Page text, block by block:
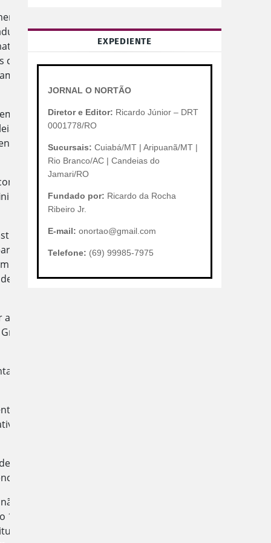
que o dispositivo é
usurpa a competência
defende que a
coletivas no âmbito federal,
organizadas em bancadas
há decisões
Legislativa trouxe um
a população de Mato
pois apenas
pela Constituição
Federal, ao
a União, mas também
Legislativa aprovou
Mato Grosso”, explicou o
praticado no âmbito
o limite fixado é de
O valor é proporcional e
público, reforçando que
no processo de
da execução orçamentária,
concessão da medida
§16-B, da Constituição
Federal; e, e Em caso
EXPEDIENTE
JORNAL O NORTÃO
Diretor e Editor: Ricardo Júnior – DRT
0001778/RO
Sucursais: Cuiabá/MT | Aripuanã/MT |
Rio Branco/AC | Candeias do
Jamari/RO
Fundado por: Ricardo da Rocha
Ribeiro Jr.
E-mail: onortao@gmail.com
Telefone: (69) 99985-7975